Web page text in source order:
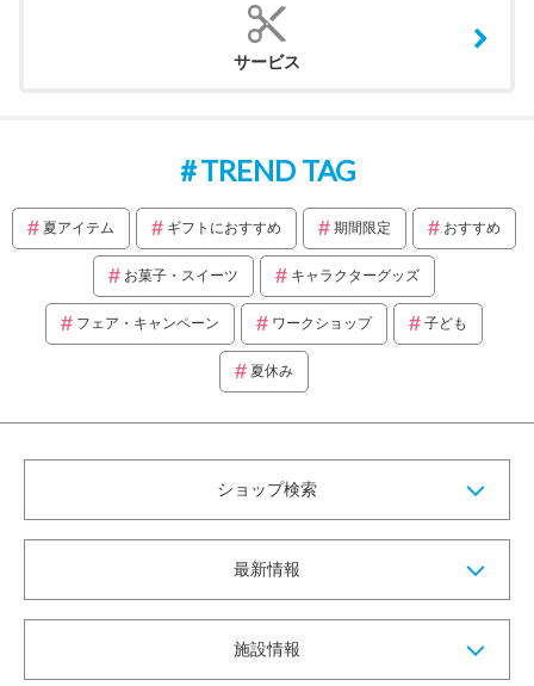
サービス
TREND TAG
夏アイテム ギフトにおすすめ 期間限定 おすすめ
お菓子・スイーツ キャラクターグッズ
フェア・キャンペーン ワークショップ 子ども
夏休み
ショップ検索
最新情報
施設情報